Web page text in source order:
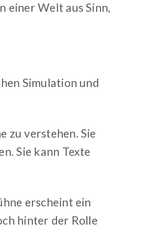
einer Welt aus Sinn,
Simulation und
zu verstehen. Sie
Sie kann Texte
erscheint ein
hinter der Rolle